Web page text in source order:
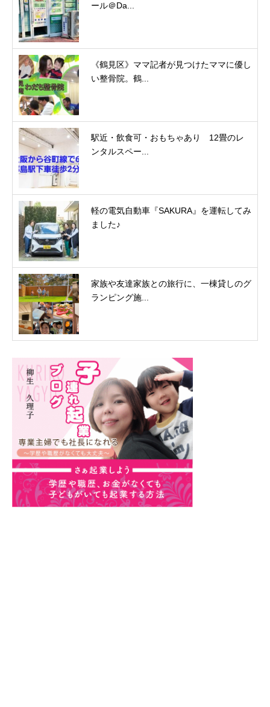
ール＠Da...
《鶴見区》ママ記者が見つけたママに優し
い整骨院。鶴...
駅近・飲食可・おもちゃあり 12畳のレ
ンタルスペー...
軽の電気自動車『SAKURA』を運転してみ
ました♪
家族や友達家族との旅行に、一棟貸しのグ
ランピング施...